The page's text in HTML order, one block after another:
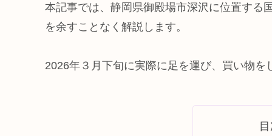
本記事では、静岡県御殿場市深沢に位置する
を余すことなく解説します。
2026年３月下旬に実際に足を運び、買い物